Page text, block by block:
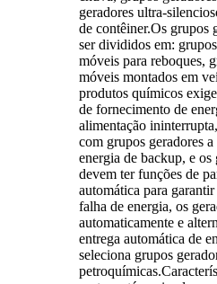
geradores ultra-
de contêiner.Os grupos
ser divididos em:
móveis para reboques,
móveis montados em
produtos químicos
de fornecimento de
alimentação
com grupos geradores
energia de backup, e os
devem ter funções de
automática para
falha de energia, os
automaticamente e
entrega automática de
seleciona grupos